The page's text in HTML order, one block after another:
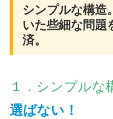
シンプルな構造
いた些細な問題
済。
１．シンプルな
選ばない！